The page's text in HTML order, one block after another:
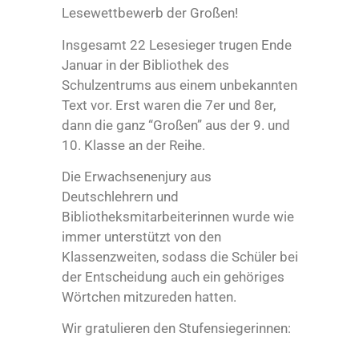
Lesewettbewerb der Großen!
Insgesamt 22 Lesesieger trugen Ende
Januar in der Bibliothek des
Schulzentrums aus einem unbekannten
Text vor. Erst waren die 7er und 8er,
dann die ganz “Großen” aus der 9. und
10. Klasse an der Reihe.
Die Erwachsenenjury aus
Deutschlehrern und
Bibliotheksmitarbeiterinnen wurde wie
immer unterstützt von den
Klassenzweiten, sodass die Schüler bei
der Entscheidung auch ein gehöriges
Wörtchen mitzureden hatten.
Wir gratulieren den Stufensiegerinnen: